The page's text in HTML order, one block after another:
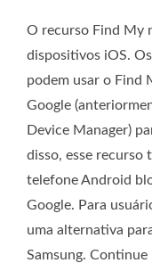
O recurso Find My
dispositivos iOS.
podem usar o Find
Google
Device Manager)
disso, esse recurso
telefone Android
Google. Para
uma alternativa
Samsung. Continue